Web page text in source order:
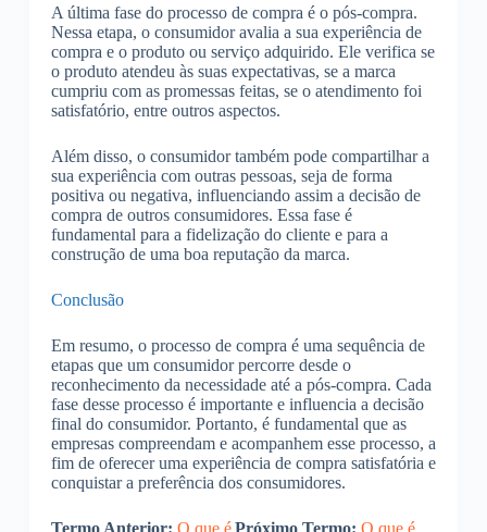
A última fase do processo de compra é o pós-compra.
Nessa etapa, o consumidor avalia a sua experiência de
compra e o produto ou serviço adquirido. Ele verifica se
o produto atendeu às suas expectativas, se a marca
cumpriu com as promessas feitas, se o atendimento foi
satisfatório, entre outros aspectos.
Além disso, o consumidor também pode compartilhar a
sua experiência com outras pessoas, seja de forma
positiva ou negativa, influenciando assim a decisão de
compra de outros consumidores. Essa fase é
fundamental para a fidelização do cliente e para a
construção de uma boa reputação da marca.
Conclusão
Em resumo, o processo de compra é uma sequência de
etapas que um consumidor percorre desde o
reconhecimento da necessidade até a pós-compra. Cada
fase desse processo é importante e influencia a decisão
final do consumidor. Portanto, é fundamental que as
empresas compreendam e acompanhem esse processo, a
fim de oferecer uma experiência de compra satisfatória e
conquistar a preferência dos consumidores.